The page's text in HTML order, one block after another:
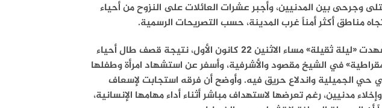
وجرحى بين المدنيين، وأجبر عشرات العائلات على النزوح من أحياء
مناطق أكثر أمناً غرب المدينة، حسب التصريحات الرسمية.
إن مدينة حلب شهدت «ليلة ثقيلة» مساء الاثنين 22 كانون الأول، نتيجة قصف طال أحياء
في الشيخ مقصود والأشرفية، وأسفر عناستشهاد امرأة وطفلها
حي الجميلية واندلاع حريق فيه. وأوضح أن فرقه استجابت لإسعاف
مدنيين، رغمتعرضها لاستهداف مباشرأثناء أداء مهامها الإنسانية،